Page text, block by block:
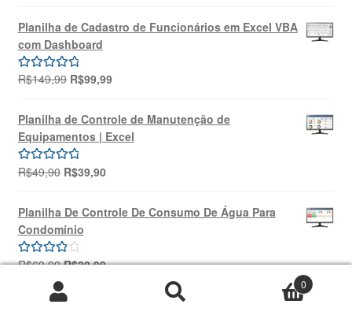
original
era:
R$69,99.
é:
Planilha de Cadastro de Funcionários em Excel VBA
com Dashboard
Avaliação
R$149,99 O
original
era:
R$149,99.
R$99,99O
atual
é:
R$99,99.
Planilha de Controle de Manutenção de
Equipamentos | Excel
Avaliação
R$49,90 O
original
era:
R$49,90.
R$39,90O
atual
é:
Planilha De Controle De Consumo De Água Para
Condomínio
Avaliação
de 5
R$69,99O
preço
original
R$39,99O
Planilha 5W2H Excel + Treinamento Online | SOUZA
Pesquisar
Pesquisar
0